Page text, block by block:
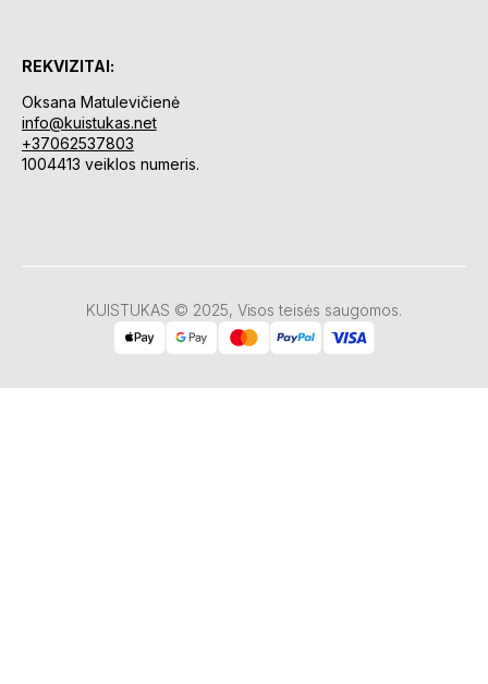
REKVIZITAI:
Oksana Matulevičienė
info@kuistukas.net
+37062537803
1004413 veiklos numeris.
KUISTUKAS © 2025, Visos teisės saugomos.